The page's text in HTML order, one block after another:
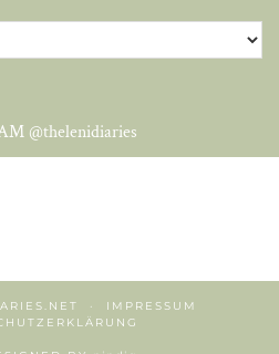
@thelenidiaries
IMPRESSUM